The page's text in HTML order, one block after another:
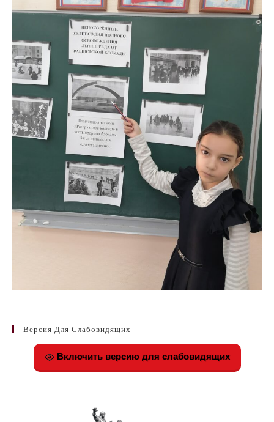
Версия Для Слабовидящих
Включить версию для слабовидящих